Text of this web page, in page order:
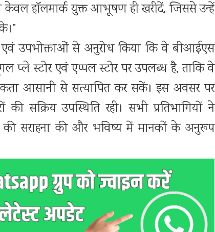
केवल हॉलमार्क युक्त आभूषण ही खरीदें, जिससे उन्हें
एवं उपभोक्ताओं से अनुरोध किया कि वे बीआईएस
प्ले स्टोर एवं एप्पल स्टोर पर उपलब्ध है, ताकि वे
आसानी से सत्यापित कर सकें। इस अवसर पर
की सक्रिय उपस्थिति रही। सभी प्रतिभागियों ने
की सराहना की और भविष्य में मानकों के अनुरूप